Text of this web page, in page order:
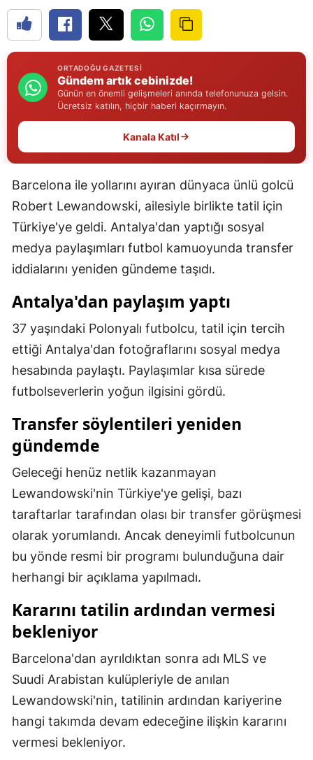
Erzincan
Erzurum
Gaziantep
Hakkari
Hatay
Isparta
Mersin
İstanbul
İzmir
Kars
Kastamonu
Kayseri
Kırşehir
Kocaeli
Konya
Kütahya
Malatya
Manisa
Mardin
Muğla
Muş
ORTADOĞU GAZETESI
Gündem artık cebinizde!
Günün en önemli gelişmeleri anında telefonunuza gelsin.
Ücretsiz katılın, hiçbir haberi kaçırmayın.
Kanala Katıl
Barcelona ile yollarını ayıran dünyaca ünlü golcü
Robert Lewandowski, ailesiyle birlikte tatil için
Türkiye'ye geldi. Antalya'dan yaptığı sosyal
medya paylaşımları futbol kamuoyunda transfer
iddialarını yeniden gündeme taşıdı.
Antalya'dan paylaşım yaptı
37 yaşındaki Polonyalı futbolcu, tatil için tercih
ettiği Antalya'dan fotoğraflarını sosyal medya
hesabında paylaştı. Paylaşımlar kısa sürede
futbolseverlerin yoğun ilgisini gördü.
Transfer söylentileri yeniden
gündemde
Geleceği henüz netlik kazanmayan
Lewandowski'nin Türkiye'ye gelişi, bazı
taraftarlar tarafından olası bir transfer görüşmesi
olarak yorumlandı. Ancak deneyimli futbolcunun
bu yönde resmi bir programı bulunduğuna dair
herhangi bir açıklama yapılmadı.
Kararını tatilin ardından vermesi
bekleniyor
Barcelona'dan ayrıldıktan sonra adı MLS ve
Suudi Arabistan kulüpleriyle de anılan
Lewandowski'nin, tatilinin ardından kariyerine
hangi takımda devam edeceğine ilişkin kararını
vermesi bekleniyor.